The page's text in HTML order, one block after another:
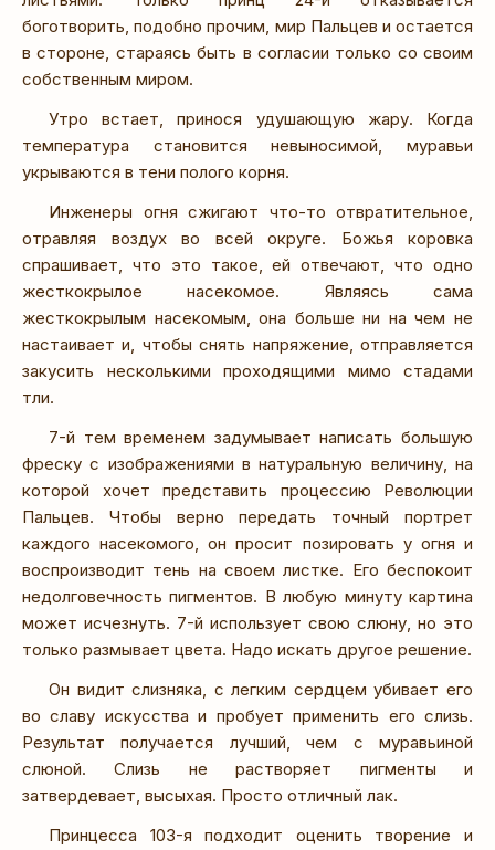
боготворить, подобно прочим, мир Пальцев и остается
в стороне, стараясь быть в согласии только со своим
собственным миром.
Утро встает, принося удушающую жару. Когда
температура становится невыносимой, муравьи
укрываются в тени полого корня.
Инженеры огня сжигают что-то отвратительное,
отравляя воздух во всей округе. Божья коровка
спрашивает, что это такое, ей отвечают, что одно
жесткокрылое насекомое. Являясь сама
жесткокрылым насекомым, она больше ни на чем не
настаивает и, чтобы снять напряжение, отправляется
закусить несколькими проходящими мимо стадами
тли.
7-й тем временем задумывает написать большую
фреску с изображениями в натуральную величину, на
которой хочет представить процессию Революции
Пальцев. Чтобы верно передать точный портрет
каждого насекомого, он просит позировать у огня и
воспроизводит тень на своем листке. Его беспокоит
недолговечность пигментов. В любую минуту картина
может исчезнуть. 7-й использует свою слюну, но это
только размывает цвета. Надо искать другое решение.
Он видит слизняка, с легким сердцем убивает его
во славу искусства и пробует применить его слизь.
Результат получается лучший, чем с муравьиной
слюной. Слизь не растворяет пигменты и
затвердевает, высыхая. Просто отличный лак.
Принцесса 103-я подходит оценить творение и